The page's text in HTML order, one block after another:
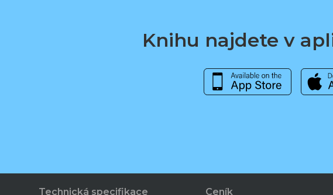
Knihu najdete v
Technická specifikace Ceník